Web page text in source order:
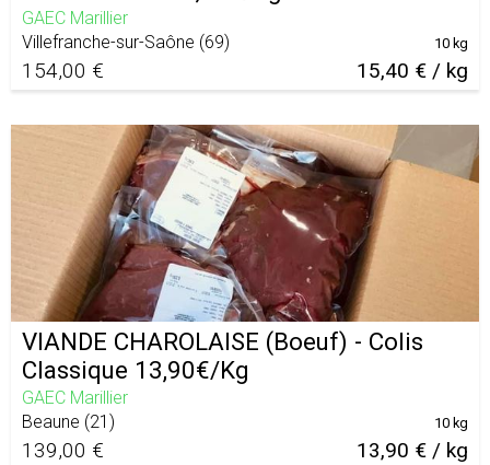
GAEC Marillier
Villefranche-sur-Saône (69)
154,00 € 15,40 € / kg
10 kg
VIANDE CHAROLAISE (Boeuf) - Colis
Classique 13,90€/Kg
GAEC Marillier
Beaune (21 )
139,00 € 13,90 € / kg
10 kg